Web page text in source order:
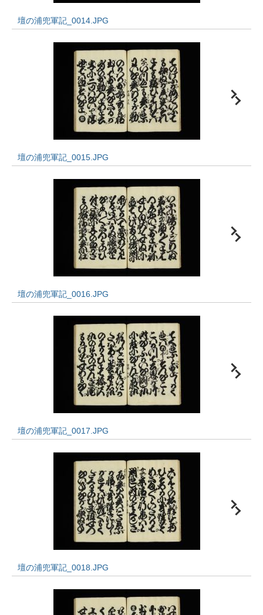
壇の浦兜軍記_0014.JPG
壇の浦兜軍記_0015.JPG
壇の浦兜軍記_0016.JPG
壇の浦兜軍記_0017.JPG
壇の浦兜軍記_0018.JPG